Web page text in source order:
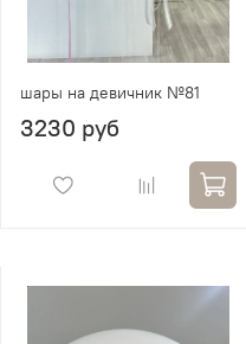
шары на девичник №81
3230 руб